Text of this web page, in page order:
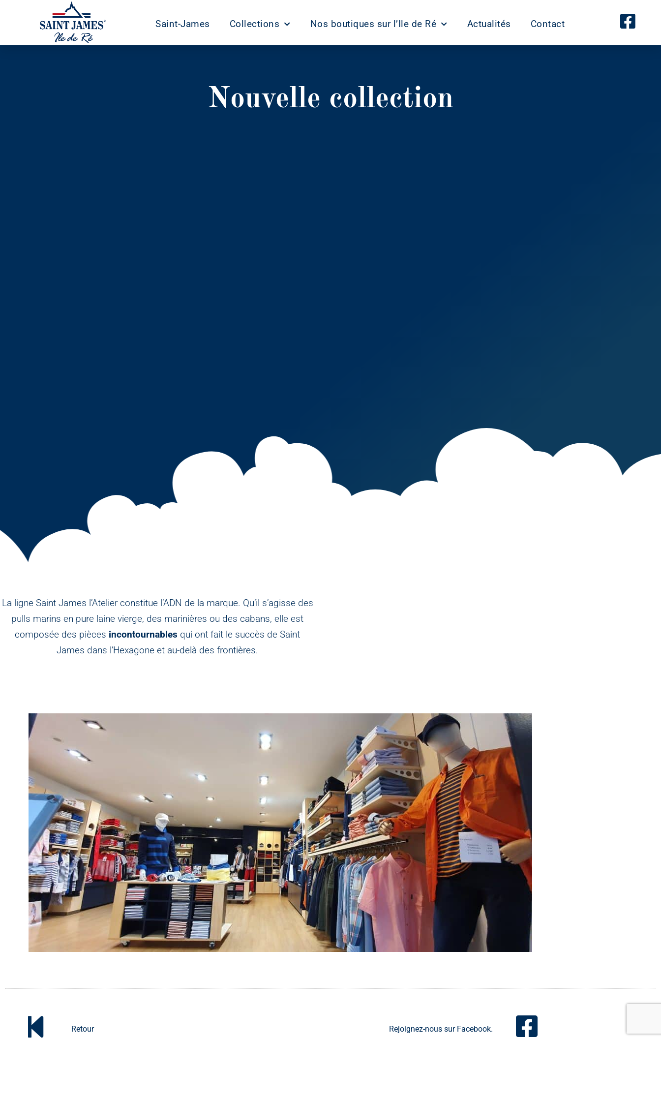
Saint-James Collections Nos boutiques sur l’Ile de Ré Actualités Contact
Nouvelle collection
La ligne Saint James l’Atelier constitue l’ADN de la marque. Qu’il s’agisse des
pulls marins en pure laine vierge, des marinières ou des cabans, elle est
composée des pièces incontournables qui ont fait le succès de Saint
James dans l’Hexagone et au-delà des frontières.
Retour Rejoignez-nous sur Facebook.